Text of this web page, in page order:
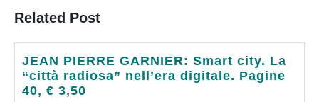
Related Post
JEAN PIERRE GARNIER: Smart city. La
“città radiosa” nell’era digitale. Pagine
40, € 3,50
JEAN
PIERRE
GARNIER: